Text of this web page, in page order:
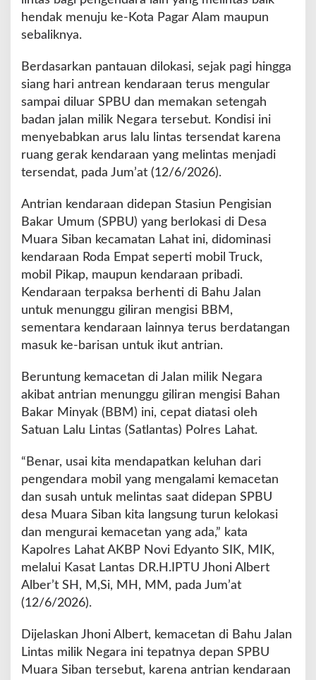
r
a
b
n
A
g
a
A
d
P
e
u
g
a
s
g
a
t
r
a
l
i
hendak menuju ke-Kota Pagar Alam maupun
sebaliknya.
Berdasarkan pantauan dilokasi, sejak pagi hingga
siang hari antrean kendaraan terus mengular
sampai diluar SPBU dan memakan setengah
badan jalan milik Negara tersebut. Kondisi ini
menyebabkan arus lalu lintas tersendat karena
ruang gerak kendaraan yang melintas menjadi
tersendat, pada Jum’at (12/6/2026).
Antrian kendaraan didepan Stasiun Pengisian
Bakar Umum (SPBU) yang berlokasi di Desa
Muara Siban kecamatan Lahat ini, didominasi
kendaraan Roda Empat seperti mobil Truck,
mobil Pikap, maupun kendaraan pribadi.
Kendaraan terpaksa berhenti di Bahu Jalan
untuk menunggu giliran mengisi BBM,
sementara kendaraan lainnya terus berdatangan
masuk ke-barisan untuk ikut antrian.
Beruntung kemacetan di Jalan milik Negara
akibat antrian menunggu giliran mengisi Bahan
Bakar Minyak (BBM) ini, cepat diatasi oleh
Satuan Lalu Lintas (Satlantas) Polres Lahat.
“Benar, usai kita mendapatkan keluhan dari
pengendara mobil yang mengalami kemacetan
dan susah untuk melintas saat didepan SPBU
desa Muara Siban kita langsung turun kelokasi
dan mengurai kemacetan yang ada,” kata
Kapolres Lahat AKBP Novi Edyanto SIK, MIK,
melalui Kasat Lantas DR.H.IPTU Jhoni Albert
Alber’t SH, M,Si, MH, MM, pada Jum’at
(12/6/2026).
Dijelaskan Jhoni Albert, kemacetan di Bahu Jalan
Lintas milik Negara ini tepatnya depan SPBU
Muara Siban tersebut, karena antrian kendaraan